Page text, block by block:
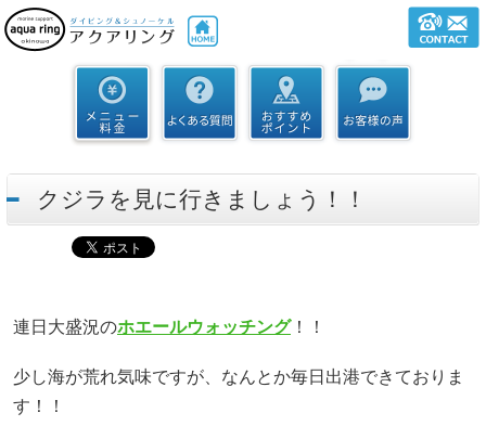
クジラを見に行きましょう！！
連日大盛況のホエールウォッチング！！
少し海が荒れ気味ですが、なんとか毎日出港できておりま
す！！